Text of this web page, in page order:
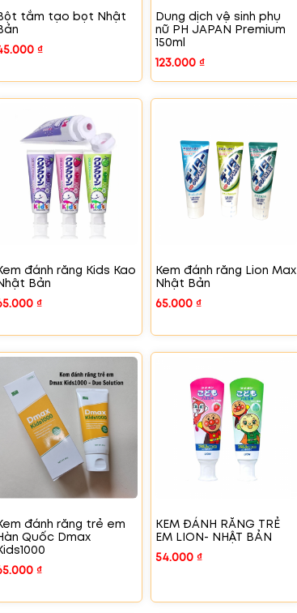
tắm tạo bọt Nhật
₫
Dung dịch vệ sinh phụ
nữ PH JAPAN Premium
150ml
123.000 ₫
đánh răng Kids Kao
Bản
₫
Kem đánh răng Lion Max
Nhật Bản
65.000 ₫
đánh răng trẻ em
Quốc Dmax
₫
KEM ĐÁNH RĂNG TRẺ
EM LION- NHẬT BẢN
54.000 ₫